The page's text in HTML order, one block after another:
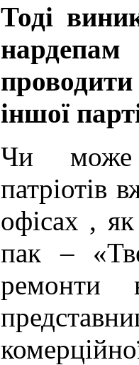
Тоді
іншої
Чи може
патріотів
офісах ,
пак –
ремонти